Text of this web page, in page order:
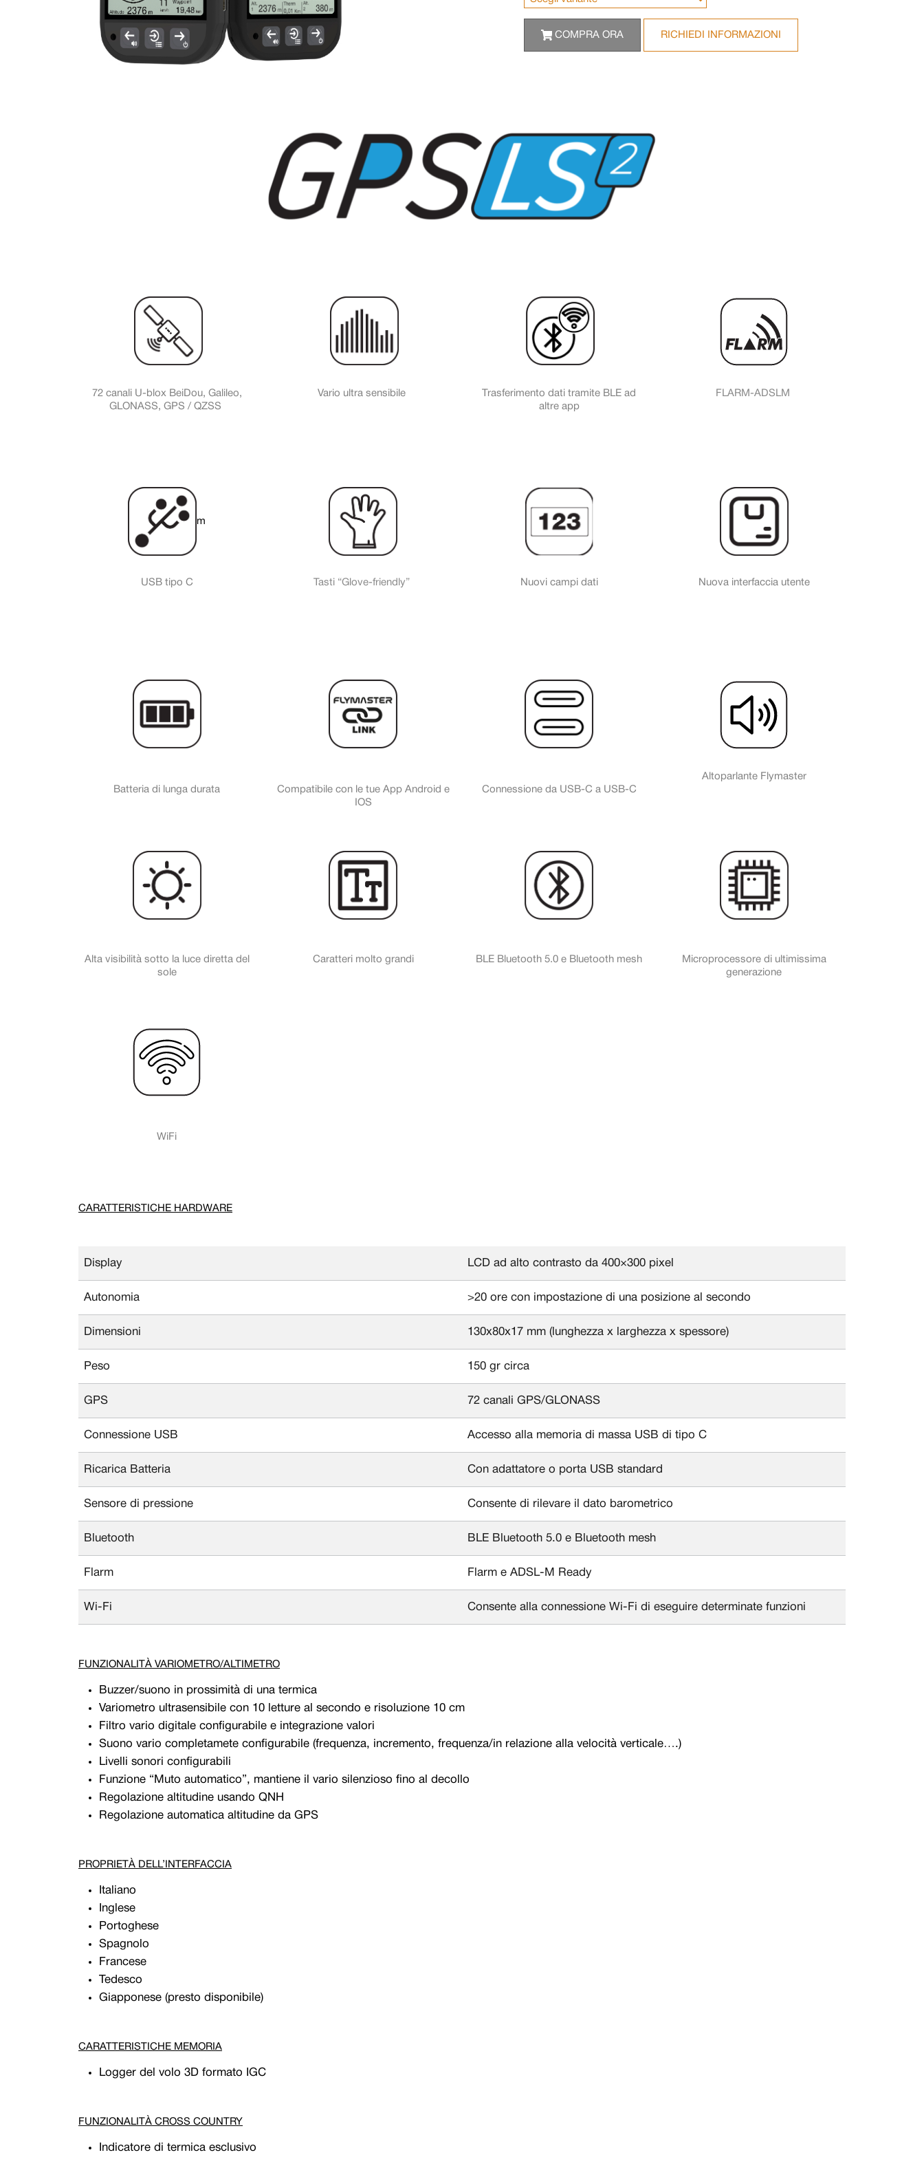
COMPRA ORA RICHIEDI INFORMAZIONI
72 canali U-blox BeiDou, Galileo,
GLONASS, GPS / QZSS
Vario ultra sensibile
Trasferimento dati tramite BLE ad
altre app
FLARM-ADSLM
m
USB tipo C Tasti “Glove-friendly” Nuovi campi dati Nuova interfaccia utente
Batteria di lunga durata
Compatibile con le tue App Android e
IOS
Connessione da USB-C a USB-C
Altoparlante Flymaster
Alta visibilità sotto la luce diretta del
sole
Caratteri molto grandi BLE Bluetooth 5.0 e Bluetooth mesh
Microprocessore di ultimissima
generazione
WiFi
CARATTERISTICHE HARDWARE
Display LCD ad alto contrasto da 400×300 pixel
Autonomia >20 ore con impostazione di una posizione al secondo
Dimensioni 130x80x17 mm (lunghezza x larghezza x spessore)
Peso 150 gr circa
GPS 72 canali GPS/GLONASS
Connessione USB Accesso alla memoria di massa USB di tipo C
Ricarica Batteria Con adattatore o porta USB standard
Sensore di pressione Consente di rilevare il dato barometrico
Bluetooth BLE Bluetooth 5.0 e Bluetooth mesh
Flarm Flarm e ADSL-M Ready
Wi-Fi Consente alla connessione Wi-Fi di eseguire determinate funzioni
FUNZIONALITÀ VARIOMETRO/ALTIMETRO
Buzzer/suono in prossimità di una termica
Variometro ultrasensibile con 10 letture al secondo e risoluzione 10 cm
Filtro vario digitale configurabile e integrazione valori
Suono vario completamete configurabile (frequenza, incremento, frequenza/in relazione alla velocità verticale….)
Livelli sonori configurabili
Funzione “Muto automatico”, mantiene il vario silenzioso fino al decollo
Regolazione altitudine usando QNH
Regolazione automatica altitudine da GPS
PROPRIETÀ DELL’INTERFACCIA
Italiano
Inglese
Portoghese
Spagnolo
Francese
Tedesco
Giapponese (presto disponibile)
CARATTERISTICHE MEMORIA
Logger del volo 3D formato IGC
FUNZIONALITÀ CROSS COUNTRY
Indicatore di termica esclusivo